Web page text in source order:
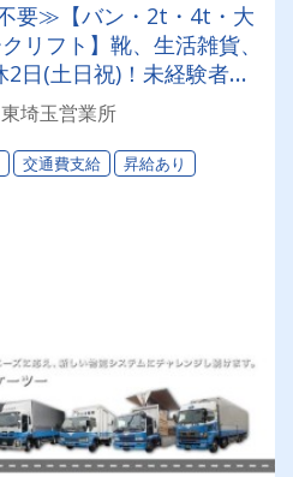
要≫【バン・2t・4t・大
リフト】靴、生活雑貨、
日(土日祝)！未経験者・
型免許取得時は50%費用
・賞与・勤続給・子ども
埼玉営業所
交通費支給
昇給あり